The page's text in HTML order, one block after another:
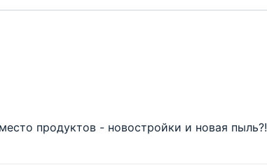
продуктов - новостройки и новая пыль?!